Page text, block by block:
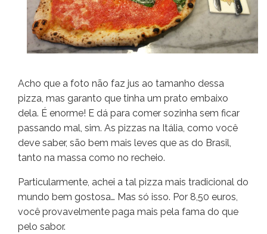
Acho que a foto não faz jus ao tamanho dessa
pizza, mas garanto que tinha um prato embaixo
dela. É enorme! E dá para comer sozinha sem ficar
passando mal, sim. As pizzas na Itália, como você
deve saber, são bem mais leves que as do Brasil,
tanto na massa como no recheio.
Particularmente, achei a tal pizza mais tradicional do
mundo bem gostosa… Mas só isso. Por 8,50 euros,
você provavelmente paga mais pela fama do que
pelo sabor.